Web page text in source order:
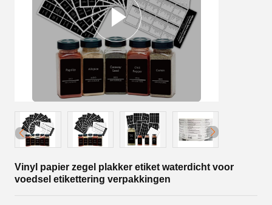
Vinyl papier zegel plakker etiket waterdicht voor
voedsel etikettering verpakkingen